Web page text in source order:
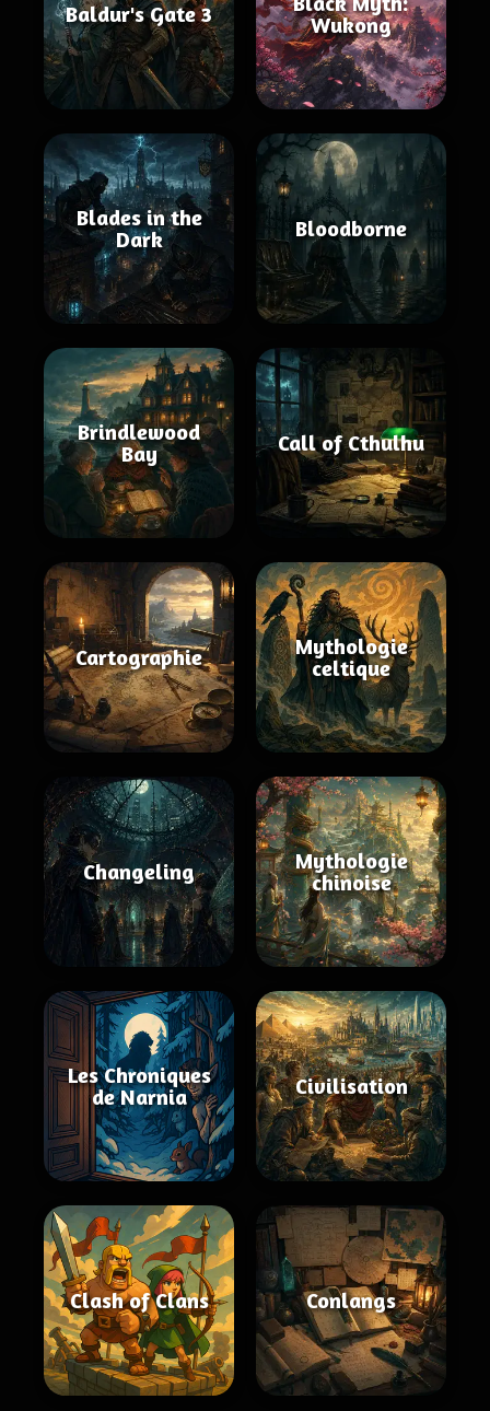
Baldur's Gate 3
Wukong
Blades in the
Dark
Bloodborne
Brindlewood
Bay
Call of Cthulhu
Cartographie
Mythologie
celtique
Changeling
Mythologie
chinoise
Les Chroniques
de Narnia
Civilisation
Clash of Clans Conlangs